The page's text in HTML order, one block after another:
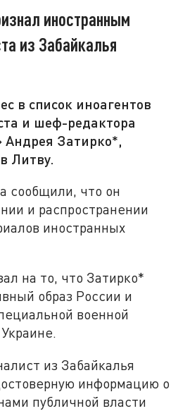
иностранным
из Забайкалья
в список иноагентов
и шеф-редактора
Затирко*,
Литву.
сообщили, что он
и распространении
иностранных
на то, что Затирко*
образ России и
военной
из Забайкалья
информацию о
публичной власти